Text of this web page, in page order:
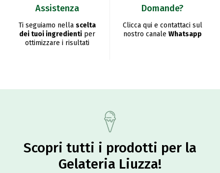
Assistenza
Ti seguiamo nella scelta
dei tuoi ingredienti per
ottimizzare i risultati
Domande?
Clicca qui e contattaci sul
nostro canale Whatsapp
Scopri tutti i prodotti per la
Gelateria Liuzza!​